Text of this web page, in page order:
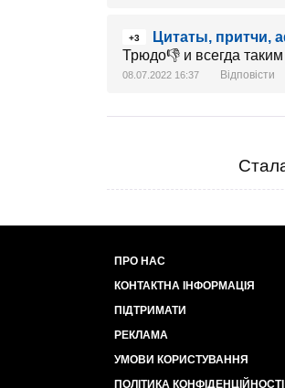
+3
Цитаты, притчи,
Трюдо👎 и всегда
08.07.2022 16:37 Відповісти
ПРО НАС
КОНТАКТНА ІНФОРМАЦІЯ
ПІДТРИМАТИ
РЕКЛАМА
УМОВИ КОРИСТУВАННЯ
ПОЛІТИКА КОНФІДЕНЦІЙНОСТІ